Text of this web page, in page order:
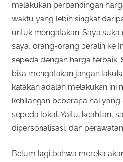
melakukan perbandingan
waktu yang lebih singkat
untuk mengatakan ‘Saya
saya’, orang-orang beralih ke
sepeda dengan harga terbaik.
bisa mengatakan jangan
katakan adalah melakukan ini
kehilangan beberapa hal
sepeda lokal. Yaitu, keahlian,
dipersonalisasi, dan
Belum lagi bahwa mereka